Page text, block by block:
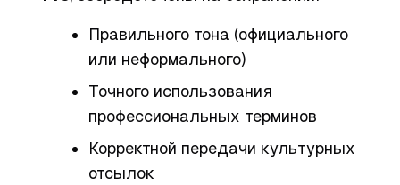
Правильного тона (официального
или неформального)
Точного использования
профессиональных терминов
Корректной передачи культурных
отсылок